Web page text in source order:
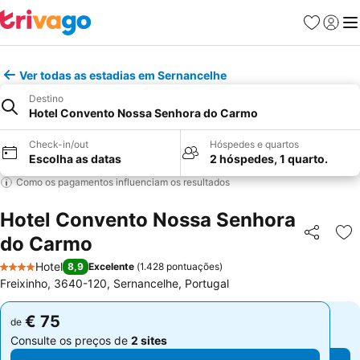
Favoritos
Iniciar
Ver todas as estadias em Sernancelhe
Destino
Hotel Convento Nossa Senhora do Carmo
Check-in/out
Escolha as datas
Hóspedes e quartos
2 hóspedes, 1 quarto.
Como os pagamentos influenciam os resultados
Hotel Convento Nossa Senhora
do Carmo
Partilhar
4 Estrelas
Hotel 8,9 Excelente (1.428 pontuações)
Freixinho, 3640-120, Sernancelhe, Portugal
de € 75
Consulte os preços de 2 sites
de € 75
Consulte os preços de 2 sites